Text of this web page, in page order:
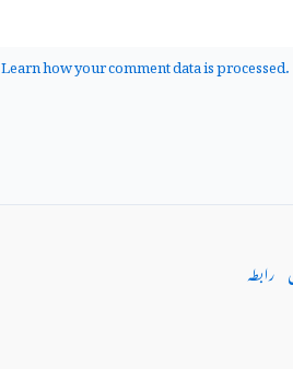
Learn how your comment data is processed.
رابطہ